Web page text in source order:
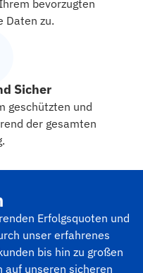
bevorzugten
Daten zu.
Sicher
geschützten und
der gesamten
Erfolgsquoten und
unser erfahrenes
bis hin zu großen
auf unseren sicheren